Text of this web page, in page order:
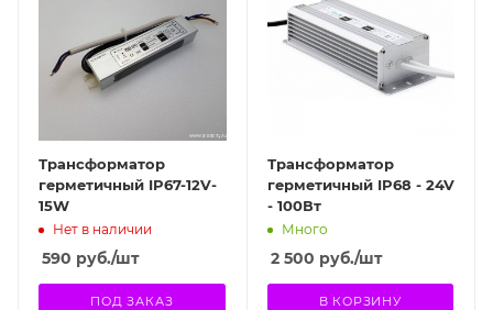
Трансформатор
герметичный IP67-12V-
15W
Нет в наличии
590 руб./шт
ПОД ЗАКАЗ
Трансформатор
герметичный IP68 - 24V
- 100Вт
Много
2 500 руб./шт
В КОРЗИНУ